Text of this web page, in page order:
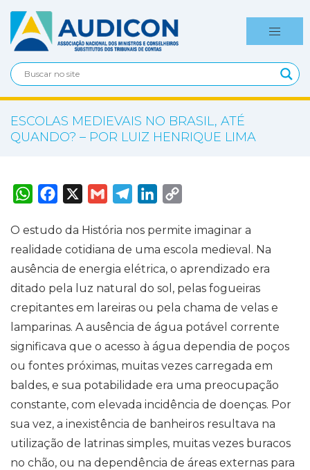
ESCOLAS MEDIEVAIS NO BRASIL, ATÉ
QUANDO? – POR LUIZ HENRIQUE LIMA
W
h
s
A
p
p
F
a
b
o
o
k
X
G
m
l
T
e
g
r
a
m
L
e
d
I
n
L
i
n
k
O estudo da História nos permite imaginar a
realidade cotidiana de uma escola medieval. Na
ausência de energia elétrica, o aprendizado era
ditado pela luz natural do sol, pelas fogueiras
crepitantes em lareiras ou pela chama de velas e
lamparinas. A ausência de água potável corrente
significava que o acesso à água dependia de poços
ou fontes próximas, muitas vezes carregada em
baldes, e sua potabilidade era uma preocupação
constante, com elevada incidência de doenças. Por
sua vez, a inexistência de banheiros resultava na
utilização de latrinas simples, muitas vezes buracos
no chão, ou na dependência de áreas externas para